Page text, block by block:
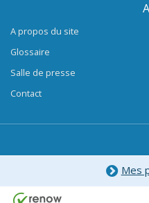
A propos du site
Glossaire
Salle de presse
Contact
Mes